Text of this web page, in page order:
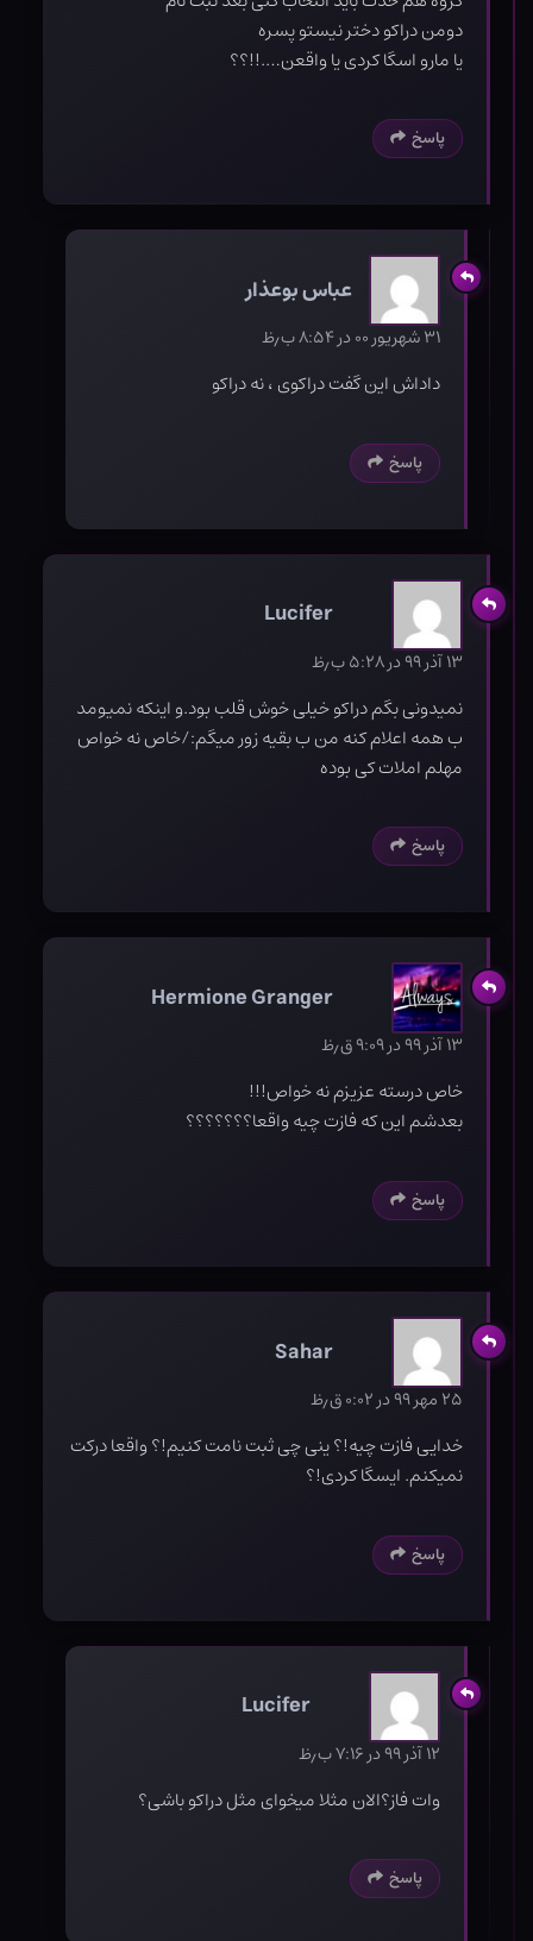
دومن دراکو دختر نیستو پسره
یا مارو اسگا کردی یا واقعن….!!؟؟
پاسخ
عباس بوعذار
۳۱ شهریور ۰۰ در ۸:۵۴ ب٫ظ
داداش این گفت دراکوی ، نه دراکو
پاسخ
Lucifer
۱۳ آذر ۹۹ در ۵:۲۸ ب٫ظ
نمیدونی بگم دراکو خیلی خوش قلب بود.و اینکه نمیومد
ب همه اعلام کنه من ب بقیه زور میگم:/خاص نه خواص
مهلم املات کی بوده
پاسخ
Hermione Granger
۱۳ آذر ۹۹ در ۹:۰۹ ق٫ظ
خاص درسته عزیزم نه خواص!!!
بعدشم این که فازت چیه واقعا؟؟؟؟؟؟؟
پاسخ
Sahar
۲۵ مهر ۹۹ در ۰:۰۲ ق٫ظ
خدایی فازت چیه!؟ ینی چی ثبت نامت کنیم!؟ واقعا درکت
نمیکنم. ایسگا کردی!؟
پاسخ
Lucifer
۱۲ آذر ۹۹ در ۷:۱۶ ب٫ظ
وات فاز؟الان مثلا میخوای مثل دراکو باشی؟
پاسخ